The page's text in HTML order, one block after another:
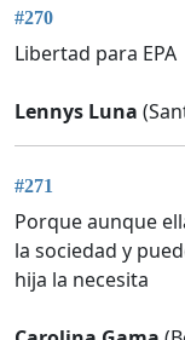
#270
Libertad para EPA
Lennys Luna
#271
Porque aunque
la sociedad y
hija la necesita